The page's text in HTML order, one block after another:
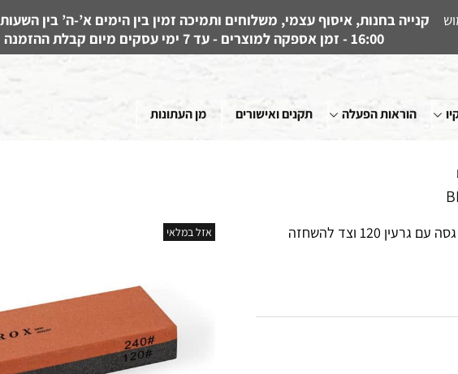
16:00 - זמן אספקה למוצרים - עד 7 ימי עסקים מיום קבלת ההזמנה
הוראות הפעלה תקנים ואישורים מן העתונות
אזל במלאי
אבן השחזה דו צדדית. צד להשחזה גסה עם גרעין 120 וצד להשחזה